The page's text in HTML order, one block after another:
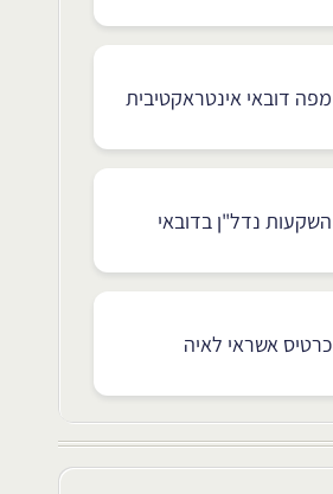
מפה דובאי אינטראקטיבית
השקעות נדל"ן בדובאי
כרטיס אשראי לאיה